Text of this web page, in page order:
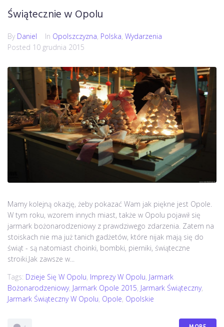
Świątecznie w Opolu
By Daniel In Opolszczyzna, Polska, Wydarzenia
Posted 10 grudnia 2015
Mamy kolejną okazję, żeby pokazać Wam jak piękne jest Opole.
W tym roku, wzorem innych miast, także w Opolu pojawił się
jarmark bożonarodzeniowy z prawdziwego zdarzenia. Zatem na
stoiskach nie ma już tanich gadżetów, które nijak mają się do
świąt - są natomiast choinki, bombki, pierniki, świąteczne
stroiki.Jak zawsze w...
Tags: Dzieje Się W Opolu, Imprezy W Opolu, Jarmark
Bożonarodzeniowy, Jarmark Opole 2015, Jarmark Świąteczny,
Jarmark Świąteczny W Opolu, Opole, Opolskie